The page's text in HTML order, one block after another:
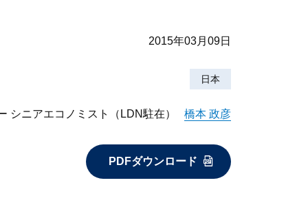
2015年03月09日
日本
シニアエコノミスト（LDN駐在） 橋本 政彦
PDFダウンロード